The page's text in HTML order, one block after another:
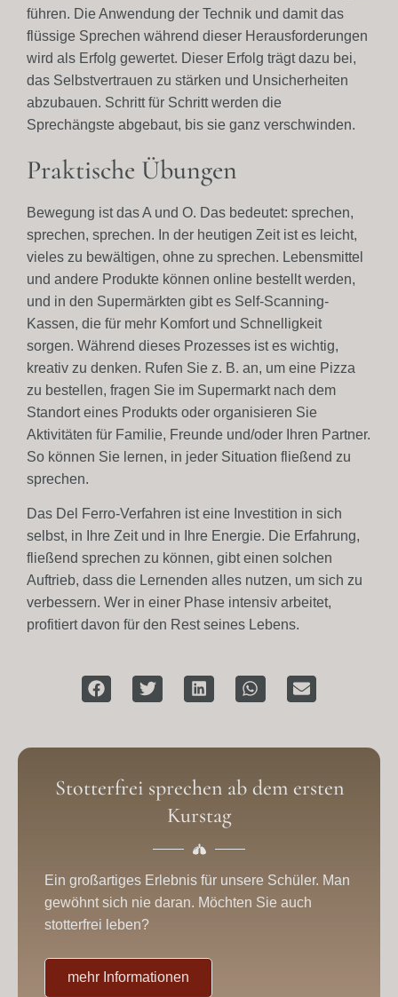
führen. Die Anwendung der Technik und damit das
flüssige Sprechen während dieser Herausforderungen
wird als Erfolg gewertet. Dieser Erfolg trägt dazu bei,
das Selbstvertrauen zu stärken und Unsicherheiten
abzubauen. Schritt für Schritt werden die
Sprechängste abgebaut, bis sie ganz verschwinden.
Praktische Übungen
Bewegung ist das A und O. Das bedeutet: sprechen,
sprechen, sprechen. In der heutigen Zeit ist es leicht,
vieles zu bewältigen, ohne zu sprechen. Lebensmittel
und andere Produkte können online bestellt werden,
und in den Supermärkten gibt es Self-Scanning-
Kassen, die für mehr Komfort und Schnelligkeit
sorgen. Während dieses Prozesses ist es wichtig,
kreativ zu denken. Rufen Sie z. B. an, um eine Pizza
zu bestellen, fragen Sie im Supermarkt nach dem
Standort eines Produkts oder organisieren Sie
Aktivitäten für Familie, Freunde und/oder Ihren Partner.
So können Sie lernen, in jeder Situation fließend zu
sprechen.
Das Del Ferro-Verfahren ist eine Investition in sich
selbst, in Ihre Zeit und in Ihre Energie. Die Erfahrung,
fließend sprechen zu können, gibt einen solchen
Auftrieb, dass die Lernenden alles nutzen, um sich zu
verbessern. Wer in einer Phase intensiv arbeitet,
profitiert davon für den Rest seines Lebens.
Stotterfrei sprechen ab dem ersten
Kurstag
Ein großartiges Erlebnis für unsere Schüler. Man
gewöhnt sich nie daran. Möchten Sie auch
stotterfrei leben?
mehr Informationen